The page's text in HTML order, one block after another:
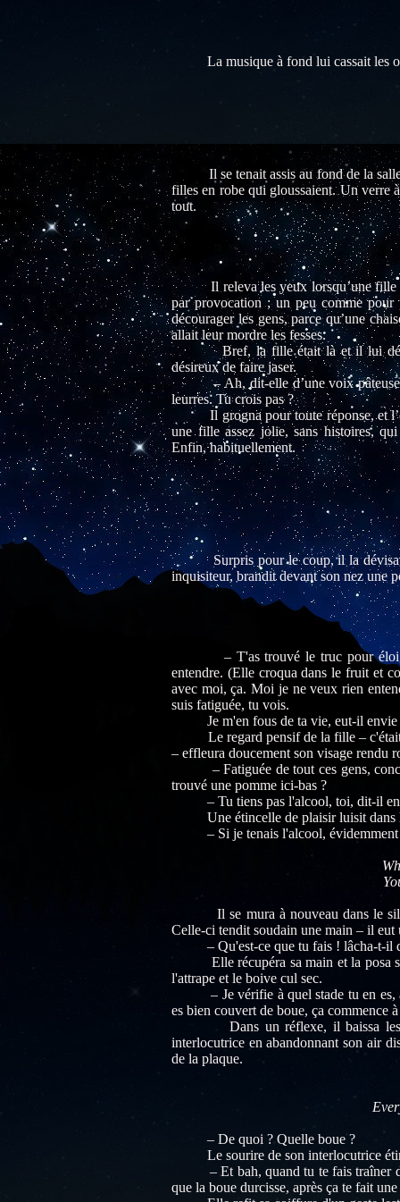
La musique à fond lui cassait les
Il se tenait assis au fond de la salle,
filles en robe qui gloussaient. Un verre
tout.
Il releva les yeux lorsqu’une fille
par provocation ; un peu comme pour
décourager les gens, parce qu’une
allait leur mordre les fesses.
Bref, la fille était là et il lui
désireux de faire jaser.
– Ah, dit-elle d’une voix pâteuse, la
leurres. Tu crois pas ?
Il grogna pour toute réponse, et
une fille assez jolie, sans histoires,
Enfin, habituellement.
Surpris pour le coup, il la
inquisiteur, brandit devant son nez une
– T'as trouvé le truc pour
entendre. (Elle croqua dans le fruit et
avec moi, ça. Moi je ne veux rien
suis fatiguée, tu vois.
Je m'en fous de ta vie, eut-il envie
Le regard pensif de la fille – c'était
– effleura doucement son visage rendu
– Fatiguée de tout ces gens,
trouvé une pomme ici-bas ?
– Tu tiens pas l'alcool, toi, dit-il
Une étincelle de plaisir luisit dans
– Si je tenais l'alcool, évidemment
Il se mura à nouveau dans le
Celle-ci tendit soudain une main – il
– Qu'est-ce que tu fais ! lâcha-t-il
Elle récupéra sa main et la posa
l'attrape et le boive cul sec.
– Je vérifie à quel stade tu en es,
es bien couvert de boue, ça commence
Dans un réflexe, il baissa les
interlocutrice en abandonnant son air
de la plaque.
– De quoi ? Quelle boue ?
Le sourire de son interlocutrice
– Et bah, quand tu te fais traîner
que la boue durcisse, après ça te fait